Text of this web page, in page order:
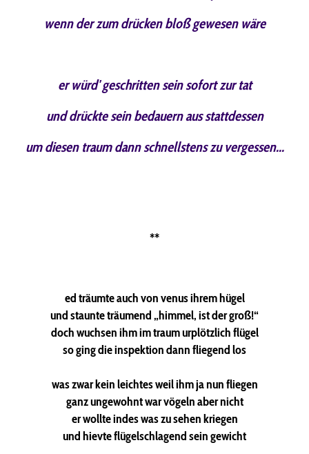
wenn der zum drücken bloß gewesen wäre
er würd' geschritten sein sofort zur tat
und drückte sein bedauern aus stattdessen
um diesen traum dann schnellstens zu vergessen...
**
ed träumte auch von venus ihrem hügel
und staunte träumend „himmel, ist der groß!“
doch wuchsen ihm im traum urplötzlich flügel
so ging die inspektion dann fliegend los
was zwar kein leichtes weil ihm ja nun fliegen
ganz ungewohnt war vögeln aber nicht
er wollte indes was zu sehen kriegen
und hievte flügelschlagend sein gewicht